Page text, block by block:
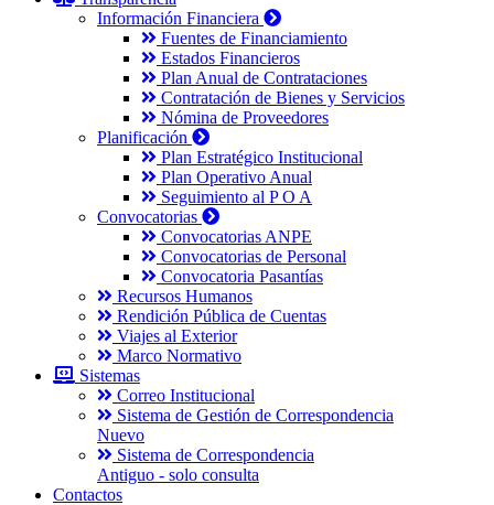
Información Financiera
Fuentes de Financiamiento
Estados Financieros
Plan Anual de Contrataciones
Contratación de Bienes y Servicios
Nómina de Proveedores
Planificación
Plan Estratégico Institucional
Plan Operativo Anual
Seguimiento al P O A
Convocatorias
Convocatorias ANPE
Convocatorias de Personal
Convocatoria Pasantías
Recursos Humanos
Rendición Pública de Cuentas
Viajes al Exterior
Marco Normativo
Sistemas
Correo Institucional
Sistema de Gestión de Correspondencia
Nuevo
Sistema de Correspondencia
Antiguo - solo consulta
Contactos